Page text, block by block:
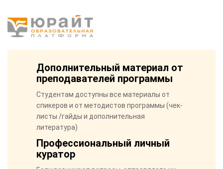
Дополнительный материал от
преподавателей программы
Студентам доступны все материалы от
спикеров и от методистов программы (чек-
листы /гайды и дополнительная
литература)
Профессиональный личный
куратор